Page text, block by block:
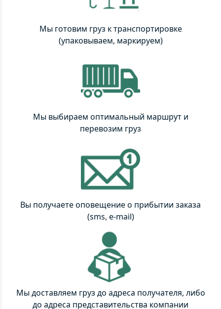
Мы готовим груз к транспортировке
(упаковываем, маркируем)
Мы выбираем оптимальный маршрут и
перевозим груз
Вы получаете оповещение о прибытии заказа
(sms, e-mail)
Мы доставляем груз до адреса получателя, либо
до адреса представительства компании